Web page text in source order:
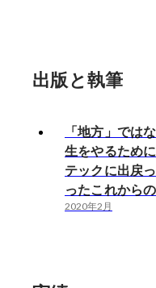
出版と執筆
「地方」では
生をやるため
テックに出戻
ったこれから
2020年2月